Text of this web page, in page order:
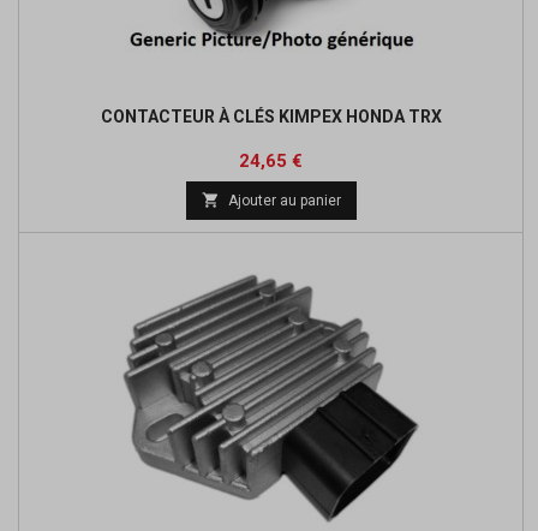
CONTACTEUR À CLÉS KIMPEX HONDA TRX
Prix
24,65 €
base
 Ajouter au panier